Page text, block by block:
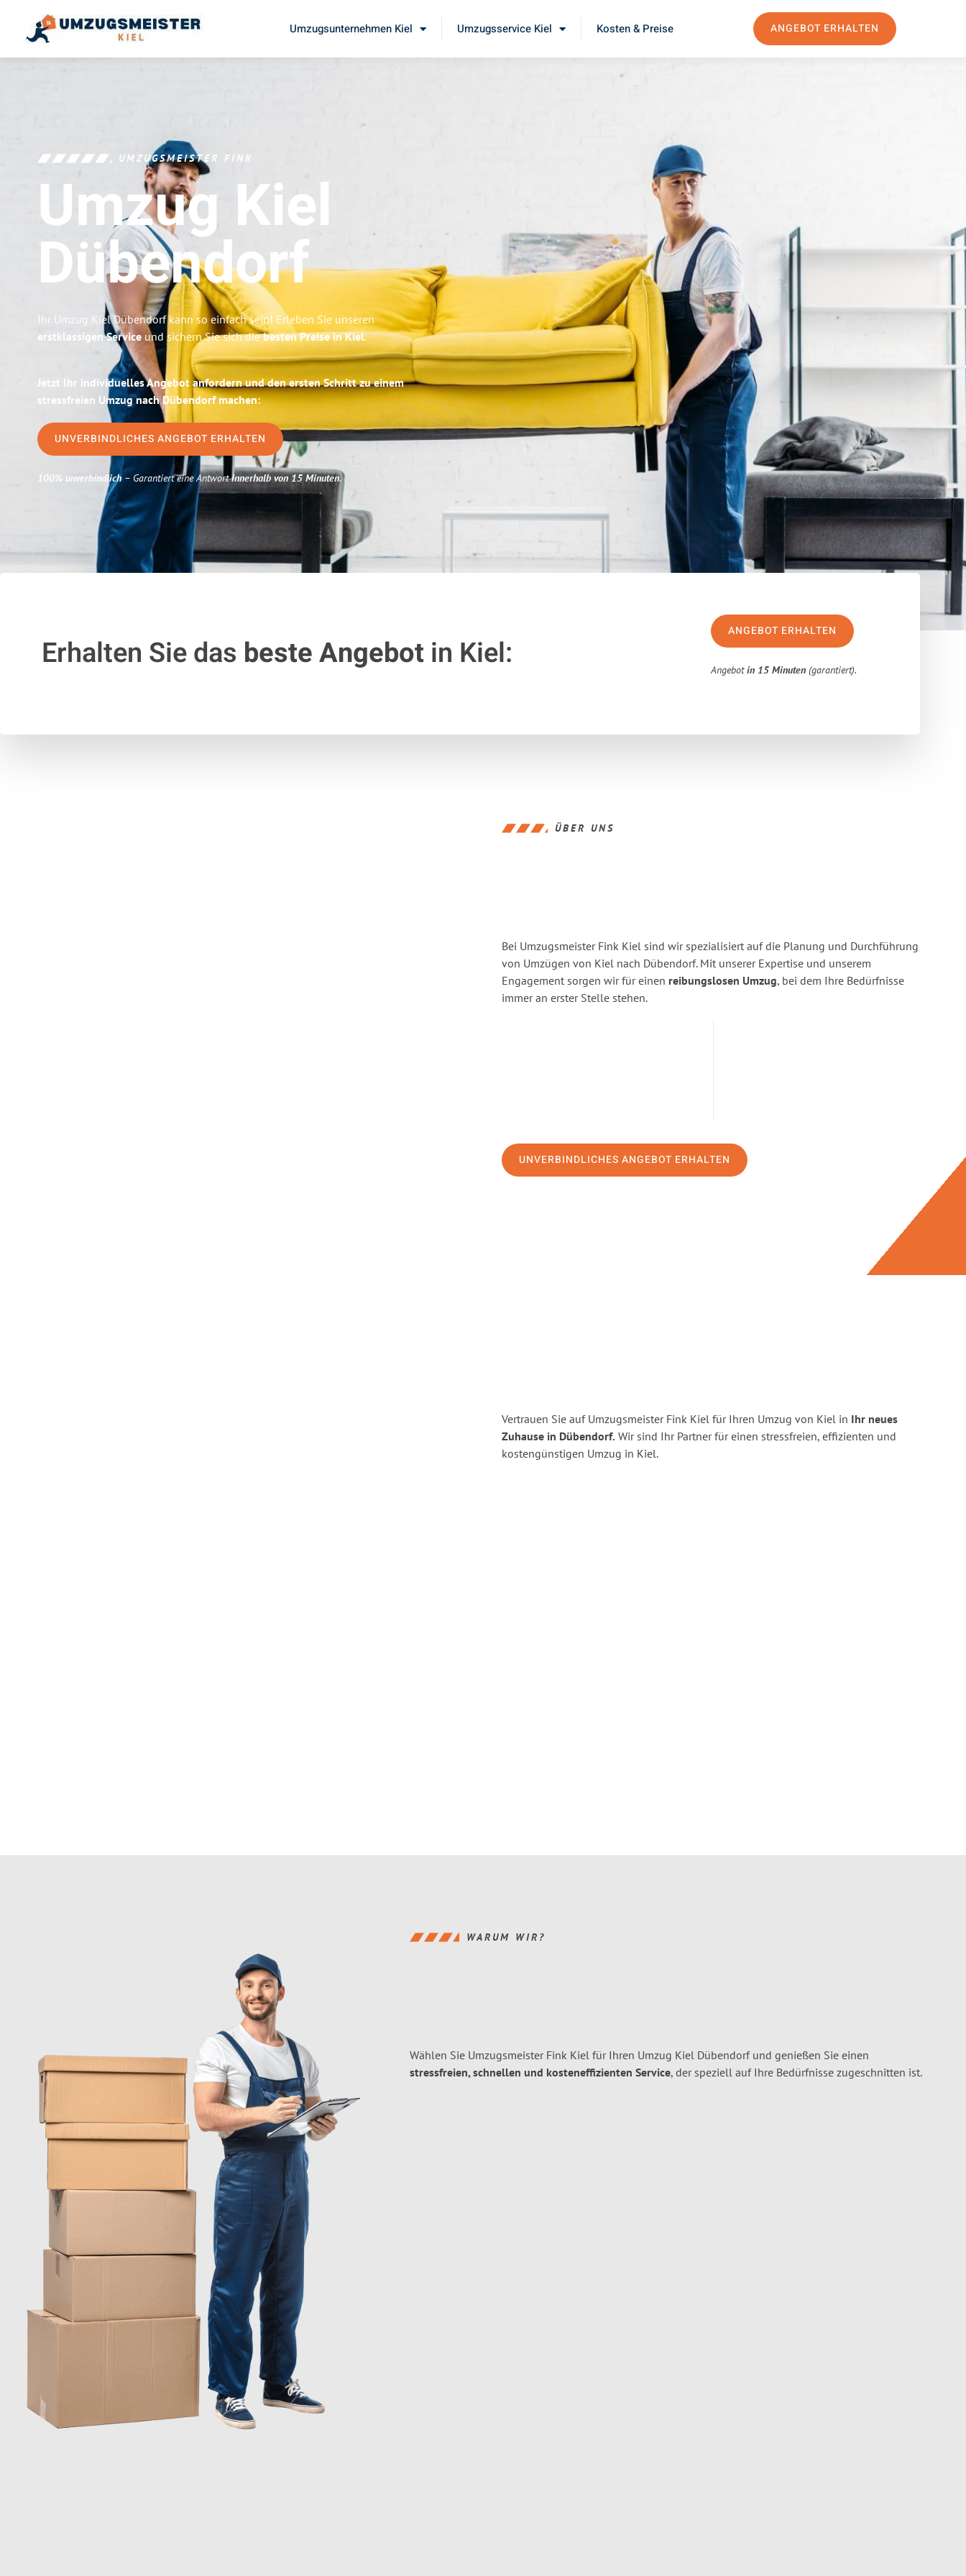
Umzugsunternehmen Kiel Umzugsservice Kiel Kosten & Preise ANGEBOT ERHALTEN
UMZUGSMEISTER FINK
Umzug Kiel
Dübendorf
Ihr Umzug Kiel Dübendorf kann so einfach sein! Erleben Sie unseren
erstklassigen Service und sichern Sie sich diebesten Preise in Kiel.
Jetzt Ihr individuelles Angebot anfordern und den ersten Schritt zu einem
stressfreien Umzug nach Dübendorf machen:
UNVERBINDLICHES ANGEBOT ERHALTEN
100% unverbindlich– Garantiert eine Antwortinnerhalb von 15 Minuten.
Erhalten Sie das beste Angebotin Kiel:
ANGEBOT ERHALTEN
Angebotin 15 Minuten (garantiert).
ÜBER UNS
Bei Umzugsmeister Fink Kiel sind wir spezialisiert auf die Planung und Durchführung
von Umzügen von Kiel nach Dübendorf. Mit unserer Expertise und unserem
Engagement sorgen wir für einen reibungslosen Umzug, bei dem Ihre Bedürfnisse
immer an erster Stelle stehen.
UNVERBINDLICHES ANGEBOT ERHALTEN
Vertrauen Sie auf Umzugsmeister Fink Kiel für Ihren Umzug von Kiel in Ihr neues
Zuhause in Dübendorf. Wir sind Ihr Partner für einen stressfreien, effizienten und
kostengünstigen Umzug in Kiel.
WARUM WIR?
Wählen Sie Umzugsmeister Fink Kiel für Ihren Umzug Kiel Dübendorf und genießen Sie einen
stressfreien, schnellen und kosteneffizienten Service, der speziell auf Ihre Bedürfnisse zugeschnitten ist.